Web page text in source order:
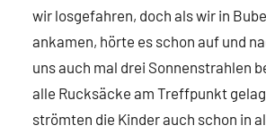
wir losgefahren, doch als wir in
ankamen, hörte es schon auf und
uns auch mal drei Sonnenstrahlen
alle Rucksäcke am Treffpunkt
strömten die Kinder auch schon in